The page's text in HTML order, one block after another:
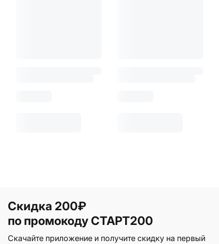
Скидка 200₽
по промокоду СТАРТ200
Скачайте приложение и получите скидку на первый